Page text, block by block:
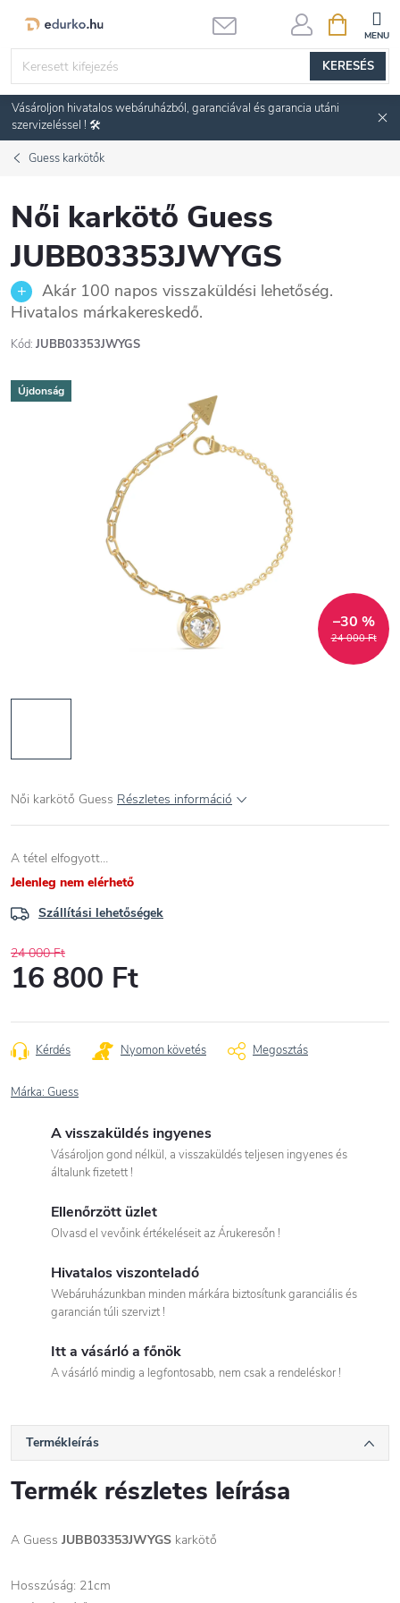
KERESÉS
KOSÁR
Vásároljon hivatalos webáruházból, garanciával és garancia utáni
szervizeléssel ! 🛠️
Guess karkötők
Női karkötő Guess
JUBB03353JWYGS
Akár 100 napos visszaküldési lehetőség.
Hivatalos márkakereskedő.
Kód: JUBB03353JWYGS
Újdonság
24 000 Ft
–30 %
Női karkötő Guess Részletes információ
A tétel elfogyott…
Jelenleg nem elérhető
Szállítási lehetőségek
24 000 Ft
16 800 Ft
Kérdés Nyomon követés Megosztás
Márka: Guess
A visszaküldés ingyenes
Vásároljon gond nélkül, a visszaküldés teljesen ingyenes és
általunk fizetett !
Ellenőrzött üzlet
Olvasd el vevőink értékeléseit az Árukeresőn !
Hivatalos viszonteladó
Webáruházunkban minden márkára biztosítunk garanciális és
garancián túli szervizt !
Itt a vásárló a főnök
A vásárló mindig a legfontosabb, nem csak a rendeléskor !
Termékleírás
Termék részletes leírása
A Guess JUBB03353JWYGS karkötő
Hosszúság: 21cm